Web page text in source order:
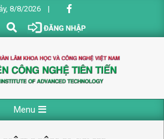
8/8/2026 |
Search
Menu